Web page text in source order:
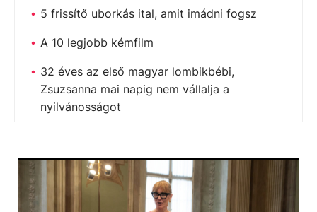
5 frissítő uborkás ital, amit imádni fogsz
A 10 legjobb kémfilm
32 éves az első magyar lombikbébi,
Zsuzsanna mai napig nem vállalja a
nyilvánosságot